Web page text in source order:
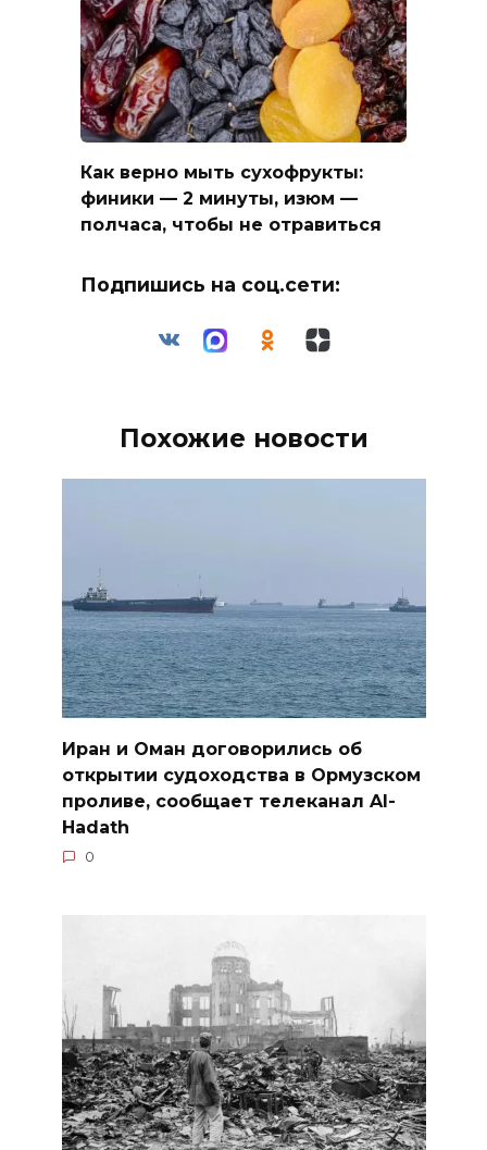
Как верно мыть сухофрукты:
финики — 2 минуты, изюм —
полчаса, чтобы не отравиться
Подпишись на соц.сети:
Похожие новости
Иран и Оман договорились об
открытии судоходства в Ормузском
проливе, сообщает телеканал Al-
Hadath
0